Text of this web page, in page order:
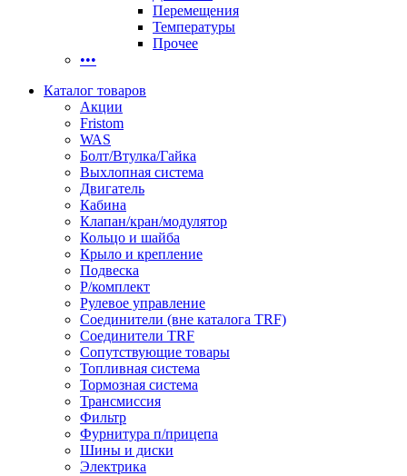
Перемещения
Температуры
Прочее
•••
Каталог товаров
Акции
Fristom
WAS
Болт/Втулка/Гайка
Выхлопная система
Двигатель
Кабина
Клапан/кран/модулятор
Кольцо и шайба
Крыло и крепление
Подвеска
Р/комплект
Рулевое управление
Соединители (вне каталога TRF)
Соединители TRF
Сопутствующие товары
Топливная система
Тормозная система
Трансмиссия
Фильтр
Фурнитура п/прицепа
Шины и диски
Электрика